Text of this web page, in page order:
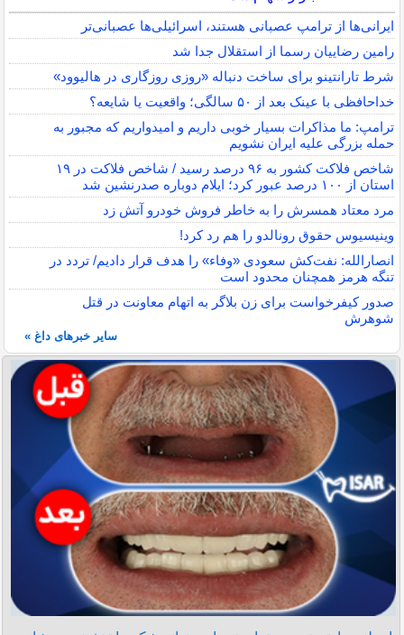
ایرانی‌ها از ترامپ عصبانی هستند، اسرائیلی‌ها عصبانی‌تر
رامین رضاییان رسما از استقلال جدا شد
شرط تارانتینو برای ساخت دنباله «روزی روزگاری در هالیوود»
خداحافظی با عینک بعد از ۵۰ سالگی؛ واقعیت یا شایعه؟
ترامپ: ما مذاکرات بسیار خوبی داریم و امیدواریم که مجبور به
حمله بزرگی علیه ایران نشویم
شاخص فلاکت کشور به ۹۶ درصد رسید / شاخص فلاکت در ۱۹
استان از ۱۰۰ درصد عبور کرد؛ ایلام دوباره صدرنشین شد
مرد معتاد همسرش را به خاطر فروش خودرو آتش زد
وینیسیوس حقوق رونالدو را هم رد کرد!
انصارالله: نفت‌کش سعودی «وفاء» را هدف قرار دادیم/ تردد در
تنگه هرمز همچنان محدود است
صدور کیفرخواست برای زن بلاگر به اتهام معاونت در قتل
شوهرش
سایر خبرهای داغ »